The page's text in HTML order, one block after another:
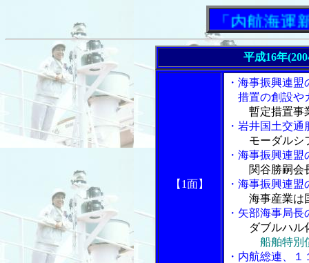
「内航海運新聞
平成16年
【1面】
・海事振興連
措置の創設や
暫定措置事
・岩井国土交
モーダルシ
・海事振興連
関谷勝嗣会
・海事振興連
海事産業は
・矢部海事局
ダブルハル
船舶特別
・内航総連、